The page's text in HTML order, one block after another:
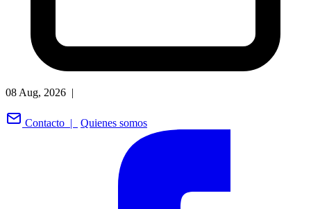
08 Aug, 2026 |
Contacto | Quienes somos